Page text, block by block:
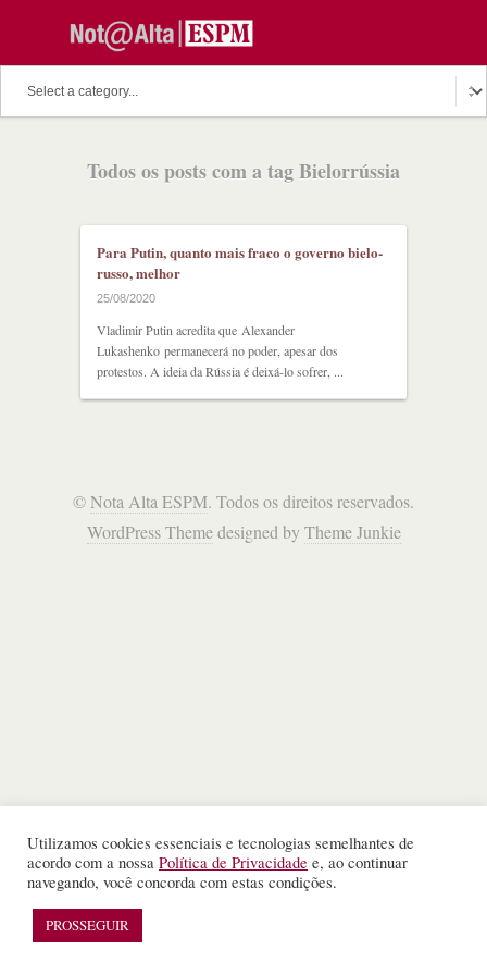
Todos os posts com a tag Bielorrússia
Para Putin, quanto mais fraco o governo bielo-
russo, melhor
25/08/2020
Vladimir Putin acredita que Alexander
Lukashenko permanecerá no poder, apesar dos
protestos. A ideia da Rússia é deixá-lo sofrer, ...
©Nota Alta ESPM. Todos os direitos reservados.
WordPress Themedesigned by Theme Junkie
Utilizamos cookies essenciais e tecnologias semelhantes de
acordo com a nossa Política de Privacidade e, ao continuar
navegando, você concorda com estas condições.
PROSSEGUIR